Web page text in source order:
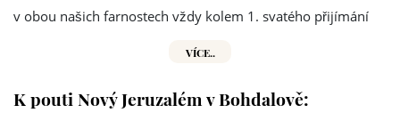
v obou našich farnostech vždy kolem 1. svatého přijímání
VÍCE..
K pouti Nový Jeruzalém v Bohdalově: